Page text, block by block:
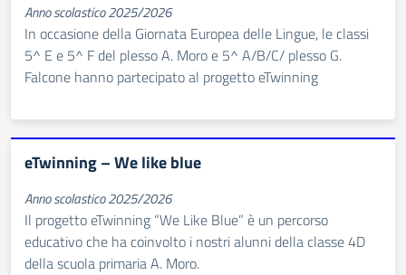
Anno scolastico 2025/2026
In occasione della Giornata Europea delle Lingue, le classi
5^ E e 5^ F del plesso A. Moro e 5^ A/B/C/ plesso G.
Falcone hanno partecipato al progetto eTwinning
eTwinning – We like blue
Anno scolastico 2025/2026
Il progetto eTwinning “We Like Blue” è un percorso
educativo che ha coinvolto i nostri alunni della classe 4D
della scuola primaria A. Moro.